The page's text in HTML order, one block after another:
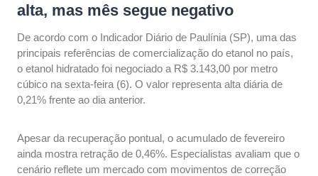
alta, mas mês segue negativo
De acordo com o Indicador Diário de Paulínia (SP), uma das
principais referências de comercialização do etanol no país,
o etanol hidratado foi negociado a R$ 3.143,00 por metro
cúbico na sexta-feira (6). O valor representa alta diária de
0,21% frente ao dia anterior.
Apesar da recuperação pontual, o acumulado de fevereiro
ainda mostra retração de 0,46%. Especialistas avaliam que o
cenário reflete um mercado com movimentos de correção